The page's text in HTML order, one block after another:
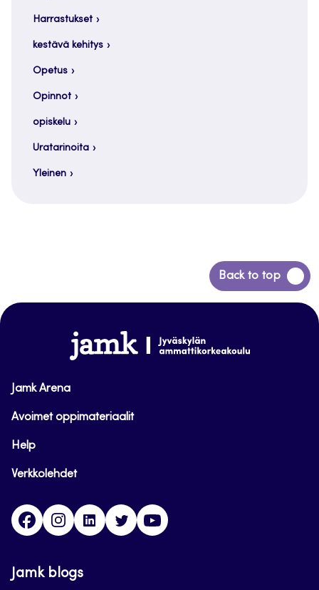
Harrastukset
kestävä kehitys
Opetus
Opinnot
opiskelu
Uratarinoita
Yleinen
Back to top
Siirry
takaisin
www.jamk.fi
Jamk Arena
Avoimet oppimateriaalit
Help
Verkkolehdet
FacebookInstagramLinkedinTwitter
Jamk blogs